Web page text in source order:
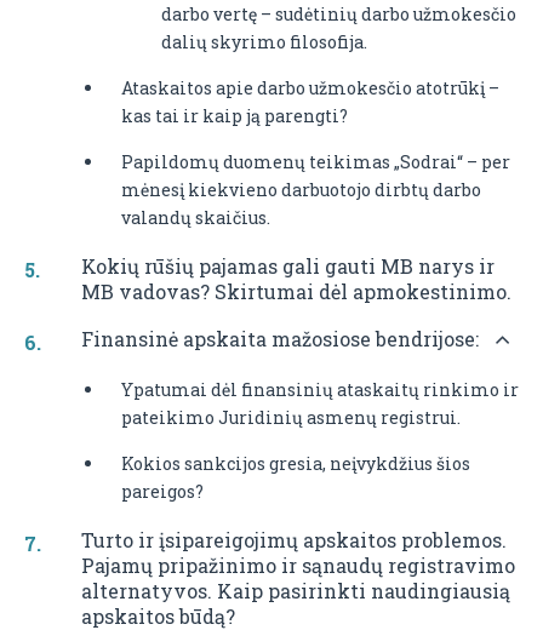
darbo vertę – sudėtinių darbo užmokesčio
dalių skyrimo filosofija.
Ataskaitos apie darbo užmokesčio atotrūkį –
kas tai ir kaip ją parengti?
Papildomų duomenų teikimas „Sodrai“ – per
mėnesį kiekvieno darbuotojo dirbtų darbo
valandų skaičius.
Kokių rūšių pajamas gali gauti MB narys ir
MB vadovas? Skirtumai dėl apmokestinimo.
Finansinė apskaita mažosiose bendrijose:
Ypatumai dėl finansinių ataskaitų rinkimo ir
pateikimo Juridinių asmenų registrui.
Kokios sankcijos gresia, neįvykdžius šios
pareigos?
Turto ir įsipareigojimų apskaitos problemos.
Pajamų pripažinimo ir sąnaudų registravimo
alternatyvos. Kaip pasirinkti naudingiausią
apskaitos būdą?